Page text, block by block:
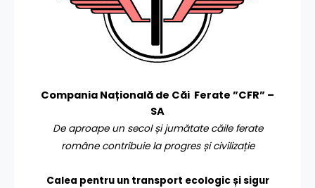
Compania Națională de Căi Ferate ”CFR” –
SA
De aproape un secol și jumătate căile ferate
române contribuie la progres și civilizație
Calea pentru un transport ecologic și sigur